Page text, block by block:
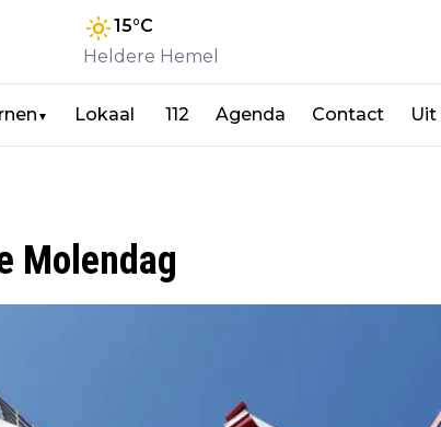
15°C
Heldere Hemel
▼ Lokaal 112 Agenda Contact Uit
Molendag